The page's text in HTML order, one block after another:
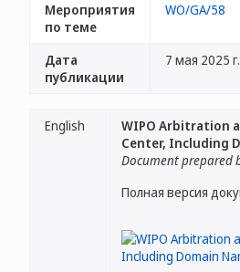
Мероприятия
по теме
WO/GA/58
Дата
публикации
7 мая 2025 г.
English
WIPO Arbitration
Center, Including
Document prepared
Полная версия